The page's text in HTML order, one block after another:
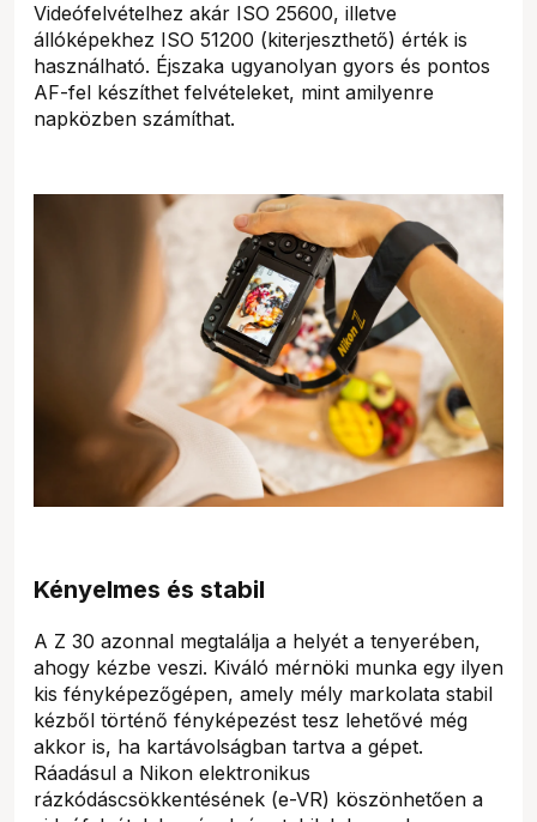
Videófelvételhez akár ISO 25600, illetve
állóképekhez ISO 51200 (kiterjeszthető) érték is
használható. Éjszaka ugyanolyan gyors és pontos
AF-fel készíthet felvételeket, mint amilyenre
napközben számíthat.
Kényelmes és stabil
A Z 30 azonnal megtalálja a helyét a tenyerében,
ahogy kézbe veszi. Kiváló mérnöki munka egy ilyen
kis fényképezőgépen, amely mély markolata stabil
kézből történő fényképezést tesz lehetővé még
akkor is, ha kartávolságban tartva a gépet.
Ráadásul a Nikon elektronikus
rázkódáscsökkentésének (e-VR) köszönhetően a